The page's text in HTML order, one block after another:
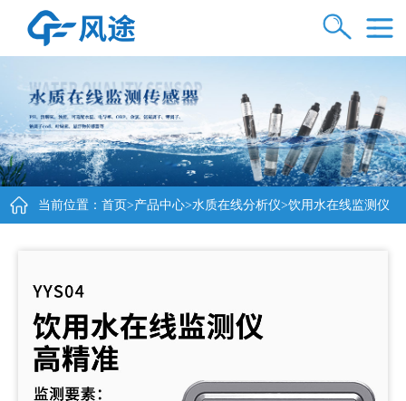
当前位置： 首页>产品中心>水质在线分析仪>饮用水在线监测仪